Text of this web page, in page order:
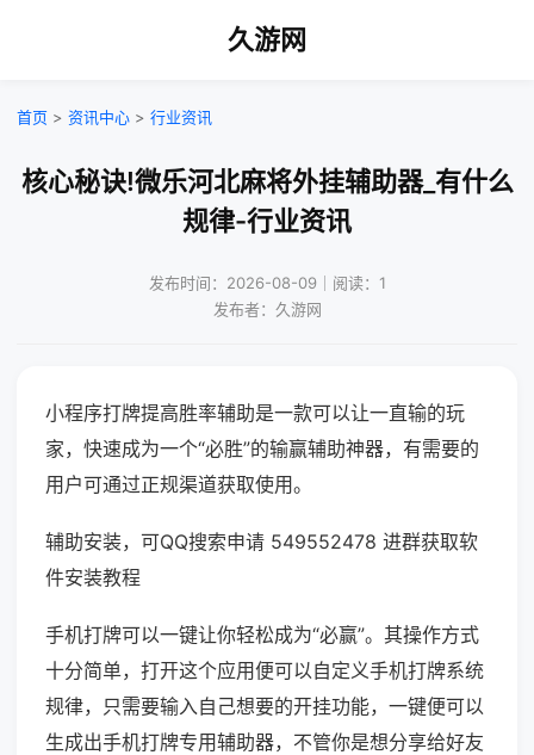
久游网
首页 > 资讯中心 > 行业资讯
核心秘诀!微乐河北麻将外挂辅助器_有什么
规律-行业资讯
发布时间：2026-08-09｜阅读：1
发布者：久游网
小程序打牌提高胜率辅助是一款可以让一直输的玩
家，快速成为一个“必胜”的输赢辅助神器，有需要的
用户可通过正规渠道获取使用。
辅助安装，可QQ搜索申请 549552478 进群获取软
件安装教程
手机打牌可以一键让你轻松成为“必赢”。其操作方式
十分简单，打开这个应用便可以自定义手机打牌系统
规律，只需要输入自己想要的开挂功能，一键便可以
生成出手机打牌专用辅助器，不管你是想分享给好友